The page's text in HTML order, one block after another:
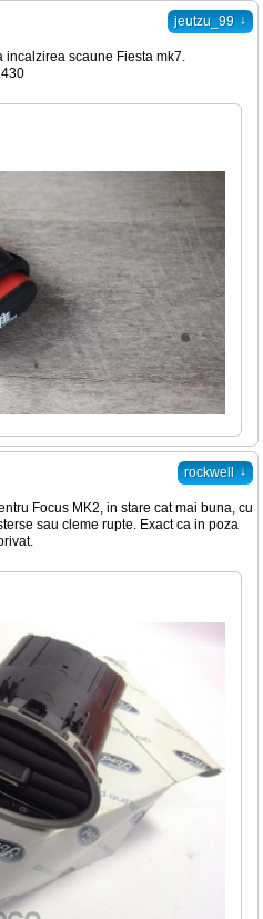
jeutzu_99 ↓
incalzirea scaune Fiesta mk7.
rockwell ↓
Focus MK2, in stare cat mai buna, cu
sau cleme rupte. Exact ca in poza